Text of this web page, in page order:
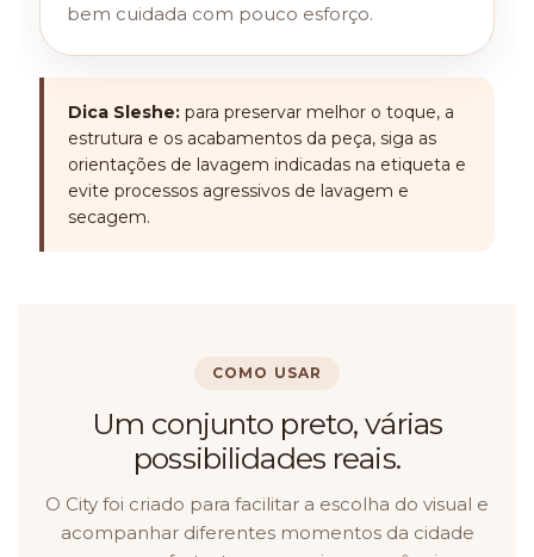
bem cuidada com pouco esforço.
Dica Sleshe: para preservar melhor o toque, a
estrutura e os acabamentos da peça, siga as
orientações de lavagem indicadas na etiqueta e
evite processos agressivos de lavagem e
secagem.
COMO USAR
Um conjunto preto, várias
possibilidades reais.
O City foi criado para facilitar a escolha do visual e
acompanhar diferentes momentos da cidade